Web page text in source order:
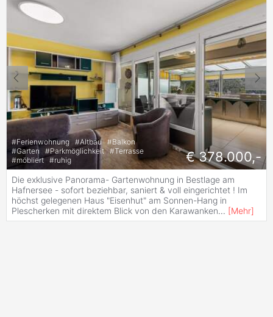
#Ferienwohnung #Altbau #Balkon
#Garten #Parkmöglichkeit #Terrasse
#möbliert #ruhig € 378.000,-
Die exklusive Panorama- Gartenwohnung in Bestlage am
Hafnersee - sofort beziehbar, saniert & voll eingerichtet ! Im
höchst gelegenen Haus "Eisenhut" am Sonnen-Hang in
Plescherken mit direktem Blick von den Karawanken... [Mehr]